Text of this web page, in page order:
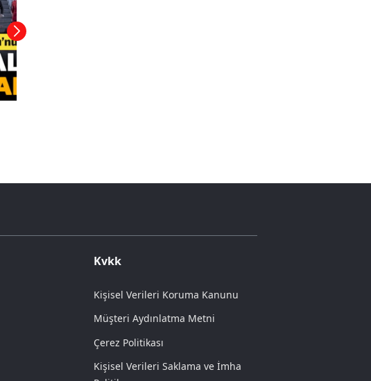
Kvkk
Kişisel Verileri Koruma Kanunu
Müşteri Aydınlatma Metni
Çerez Politikası
Kişisel Verileri Saklama ve İmha